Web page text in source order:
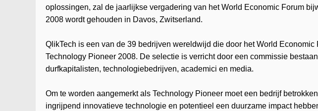
oplossingen, zal de jaarlijkse vergadering van het World Economic Forum
2008 wordt gehouden in Davos, Zwitserland.
QlikTech is een van de 39 bedrijven wereldwijd die door het World Economic
Technology Pioneer 2008. De selectie is verricht door een commissie
durfkapitalisten, technologiebedrijven, academici en media.
Om te worden aangemerkt als Technology Pioneer moet een bedrijf
ingrijpend innovatieve technologie en potentieel een duurzame impact